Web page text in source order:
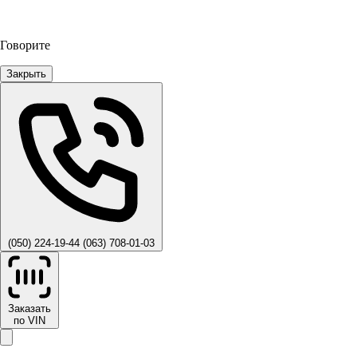
Говорите
Закрыть
(050) 224-19-44 (063) 708-01-03
Заказать
по VIN